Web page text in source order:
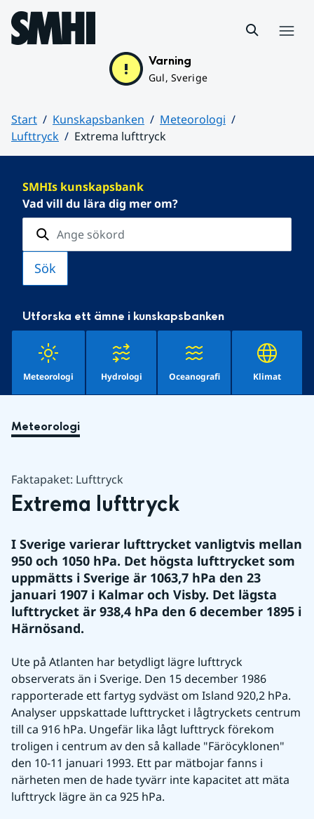
Hoppa till sidans innehåll
Varning
Gul, Sverige
Start Kunskapsbanken
Meteorologi
Lufttryck
Extrema lufttryck
SMHIs kunskapsbank
Vad vill du lära dig mer om?
Utforska ett ämne i kunskapsbanken
Meteorologi Hydrologi Oceanografi Klimat
Meteorologi
Faktapaket: Lufttryck
Extrema lufttryck
I Sverige varierar lufttrycket vanligtvis mellan
950 och 1050 hPa. Det högsta lufttrycket som
uppmätts i Sverige är 1063,7 hPa den 23
januari 1907 i Kalmar och Visby. Det lägsta
lufttrycket är 938,4 hPa den 6 december 1895 i
Härnösand.
Ute på Atlanten har betydligt lägre lufttryck
observerats än i Sverige. Den 15 december 1986
rapporterade ett fartyg sydväst om Island 920,2 hPa.
Analyser uppskattade lufttrycket i lågtryckets centrum
till ca 916 hPa. Ungefär lika lågt lufttryck förekom
troligen i centrum av den så kallade "Färöcyklonen"
den 10-11 januari 1993. Ett par mätbojar fanns i
närheten men de hade tyvärr inte kapacitet att mäta
lufttryck lägre än ca 925 hPa.